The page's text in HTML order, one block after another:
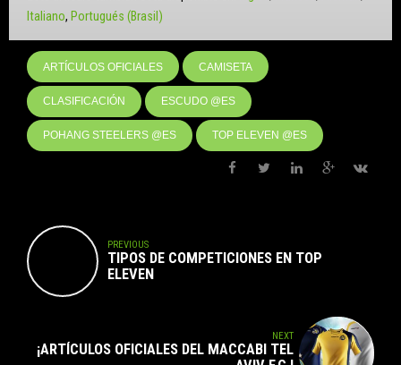
Italiano Portugués (Brasil)
ARTÍCULOS OFICIALES CAMISETA
CLASIFICACIÓN ESCUDO @ES
POHANG STEELERS @ES TOP ELEVEN @ES
PREVIOUS
TIPOS DE COMPETICIONES EN TOP
ELEVEN
NEXT
¡ARTÍCULOS OFICIALES DEL MACCABI TEL